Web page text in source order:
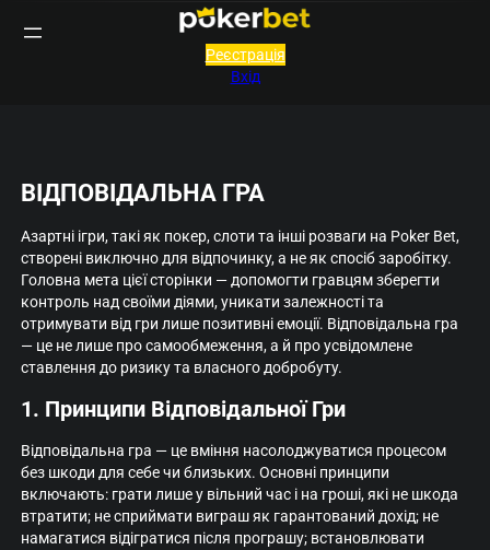
до
Реєстрація
Вхід
ВІДПОВІДАЛЬНА ГРА
Азартні ігри, такі як покер, слоти та інші розваги на Poker Bet,
створені виключно для відпочинку, а не як спосіб заробітку.
Головна мета цієї сторінки — допомогти гравцям зберегти
контроль над своїми діями, уникати залежності та
отримувати від гри лише позитивні емоції. Відповідальна гра
— це не лише про самообмеження, а й про усвідомлене
ставлення до ризику та власного добробуту.
1. Принципи Відповідальної Гри
Відповідальна гра — це вміння насолоджуватися процесом
без шкоди для себе чи близьких. Основні принципи
включають: грати лише у вільний час і на гроші, які не шкода
втратити; не сприймати виграш як гарантований дохід; не
намагатися відігратися після програшу; встановлювати